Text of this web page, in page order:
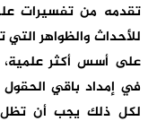
تقدمه من تفسيرات
للأحداث والظواهر
على أسس أكثر علمية،
في إمداد باقي الحقول
لكل ذلك يجب أن تظل